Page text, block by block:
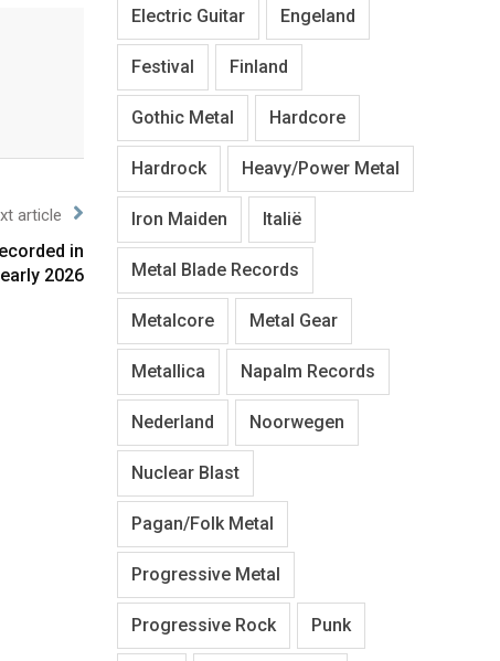
article
in
early 2026
Electric Guitar Engeland
Festival Finland
Gothic Metal Hardcore
Hardrock Heavy/Power Metal
Iron Maiden Italië
Metal Blade Records
Metalcore Metal Gear
Metallica Napalm Records
Nederland Noorwegen
Nuclear Blast
Pagan/Folk Metal
Progressive Metal
Progressive Rock Punk